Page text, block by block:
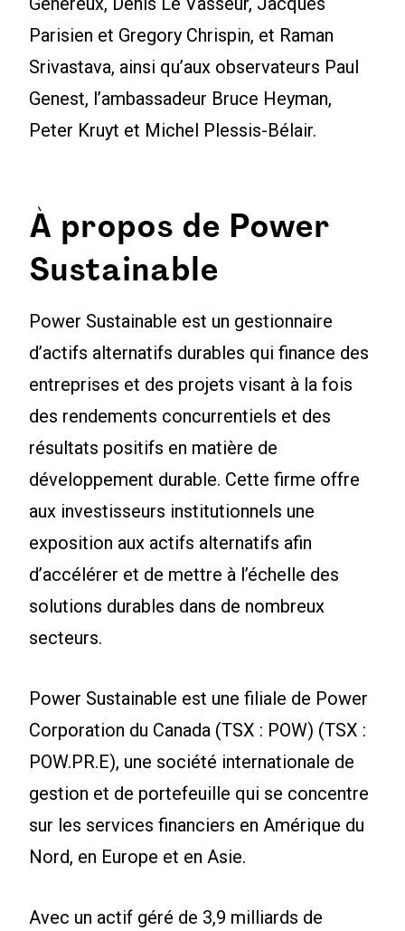
Parisien et Gregory Chrispin, et Raman
Srivastava, ainsi qu’aux observateurs Paul
Genest, l’ambassadeur Bruce Heyman,
Peter Kruyt et Michel Plessis-Bélair.
À propos de Power
Sustainable
Power Sustainable est un gestionnaire
d’actifs alternatifs durables qui finance des
entreprises et des projets visant à la fois
des rendements concurrentiels et des
résultats positifs en matière de
développement durable. Cette firme offre
aux investisseurs institutionnels une
exposition aux actifs alternatifs afin
d’accélérer et de mettre à l’échelle des
solutions durables dans de nombreux
secteurs.
Power Sustainable est une filiale de Power
Corporation du Canada (TSX : POW) (TSX :
POW.PR.E), une société internationale de
gestion et de portefeuille qui se concentre
sur les services financiers en Amérique du
Nord, en Europe et en Asie.
Avec un actif géré de 3,9 milliards de